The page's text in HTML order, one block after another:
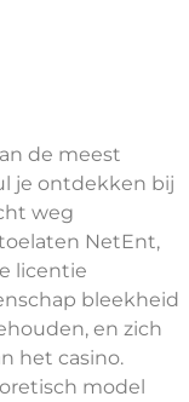
de meest
je ontdekken bij
weg
NetEnt,
licentie
bleekheid
en zich
het casino.
model